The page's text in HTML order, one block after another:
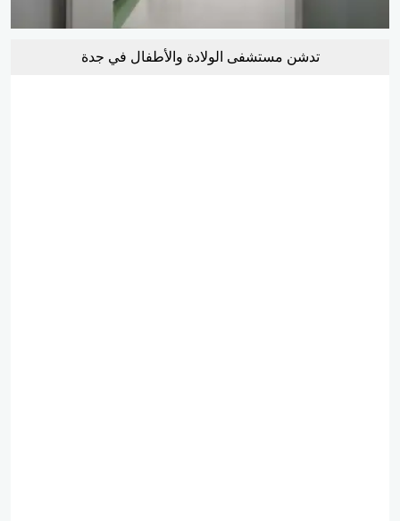
تدشن مستشفى الولادة والأطفال في جدة